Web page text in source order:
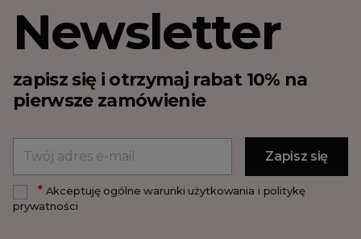
Newsletter
zapisz się i otrzymaj rabat 10% na
pierwsze zamówienie
*Akceptuję ogólne warunki użytkowania i politykę
prywatności